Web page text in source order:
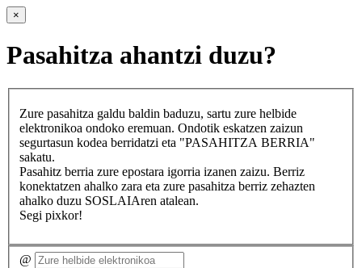
×
Pasahitza ahantzi duzu?
Zure pasahitza galdu baldin baduzu, sartu zure helbide
elektronikoa ondoko eremuan. Ondotik eskatzen zaizun
segurtasun kodea berridatzi eta "PASAHITZA BERRIA"
sakatu.
Pasahitz berria zure epostara igorria izanen zaizu. Berriz
konektatzen ahalko zara eta zure pasahitza berriz zehazten
ahalko duzu SOSLAIAren atalean.
Segi pixkor!
@